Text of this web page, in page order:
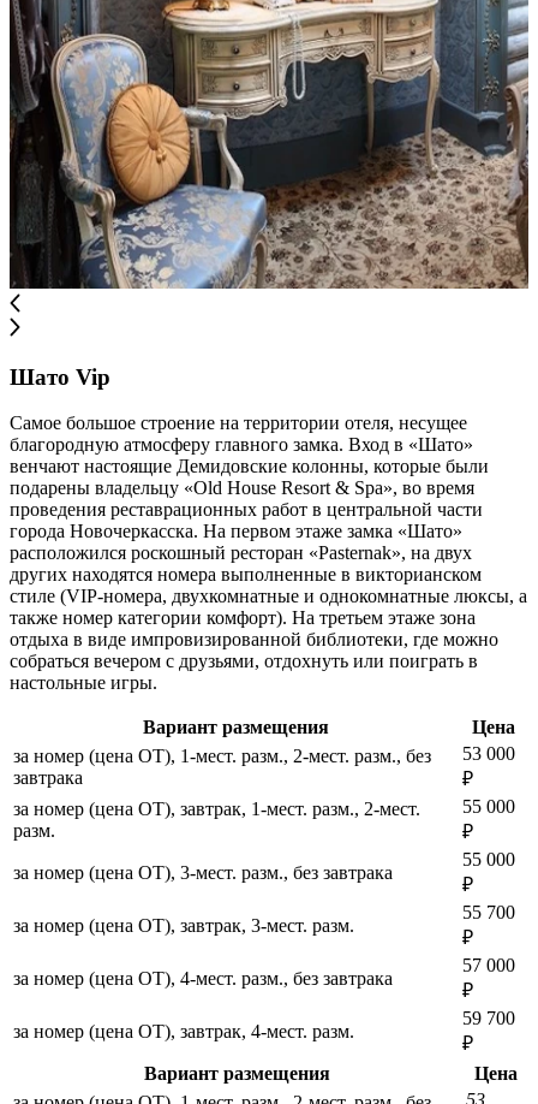
Шато Vip
Самое большое строение на территории отеля, несущее
благородную атмосферу главного замка. Вход в «Шато»
венчают настоящие Демидовские колонны, которые были
подарены владельцу «Old House Resort & Spa», во время
проведения реставрационных работ в центральной части
города Новочеркасска. На первом этаже замка «Шато»
расположился роскошный ресторан «Pasternak», на двух
других находятся номера выполненные в викторианском
стиле (VIP-номера, двухкомнатные и однокомнатные люксы, а
также номер категории комфорт). На третьем этаже зона
отдыха в виде импровизированной библиотеки, где можно
собраться вечером с друзьями, отдохнуть или поиграть в
настольные игры.
Вариант размещения
Цена
за номер (цена ОТ), 1-мест. разм., 2-мест. разм., без
завтрака
53 000
₽
за номер (цена ОТ), завтрак, 1-мест. разм., 2-мест.
разм.
55 000
₽
за номер (цена ОТ), 3-мест. разм., без завтрака
55 000
₽
за номер (цена ОТ), завтрак, 3-мест. разм.
55 700
₽
за номер (цена ОТ), 4-мест. разм., без завтрака
57 000
₽
за номер (цена ОТ), завтрак, 4-мест. разм.
59 700
₽
Вариант размещения
Цена